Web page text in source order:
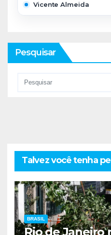
Vicente Almeida
Pesquisar
Talvez você tenha
BRASIL
Rio de Janeiro